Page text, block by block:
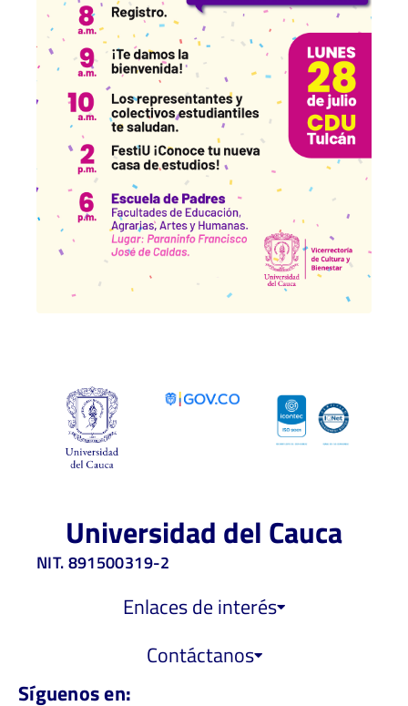
Universidad del Cauca
NIT. 891500319-2
Enlaces de interés
Contáctanos
Síguenos en: